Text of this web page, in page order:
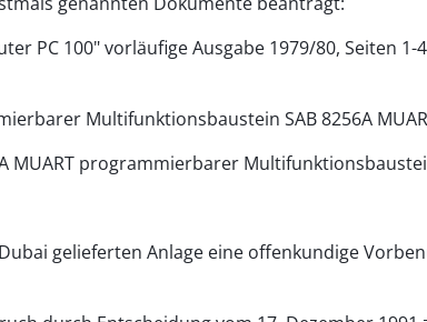
PC 100" vorläufige Ausgabe 1979/80, Seiten 1-
Multifunktionsbaustein SAB 8256A
MUART programmierbarer
gelieferten Anlage eine offenkundige